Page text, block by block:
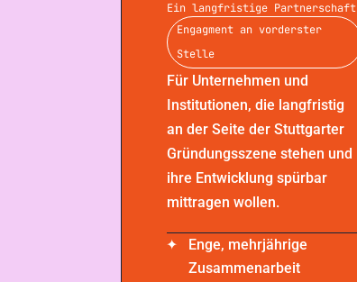
Ein langfristige Partnerschaft
Engagment an vorderster
Stelle
Für Unternehmen und
Institutionen, die langfristig
an der Seite der Stuttgarter
Gründungsszene stehen und
ihre Entwicklung spürbar
mittragen wollen.
Enge, mehrjährige
Zusammenarbeit